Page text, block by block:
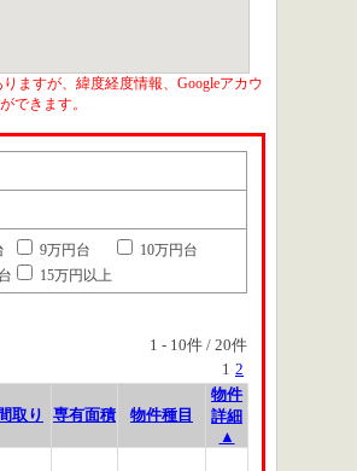
ますが、緯度経度情報、Googleアカウ
できます。
9万円台
10万円台
15万円以上
1 - 10件 / 20件
1 2
間取り 専有面積 物件種目
物件
詳細
▲